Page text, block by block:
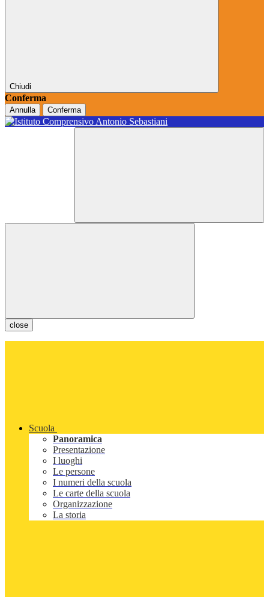
Chiudi
Conferma
Annulla Conferma
close
Scuola
Panoramica
Presentazione
I luoghi
Le persone
I numeri della scuola
Le carte della scuola
Organizzazione
La storia